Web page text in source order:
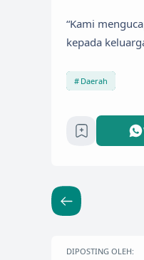
“Kami
kepada
Daerah
DIPOSTING OLEH: